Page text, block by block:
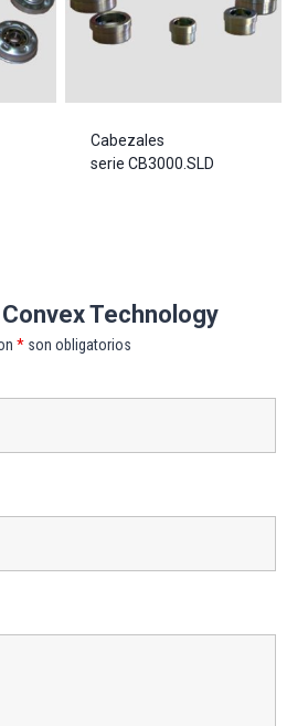
Cabezales
serie CB3000.SLD
Technology
* son obligatorios